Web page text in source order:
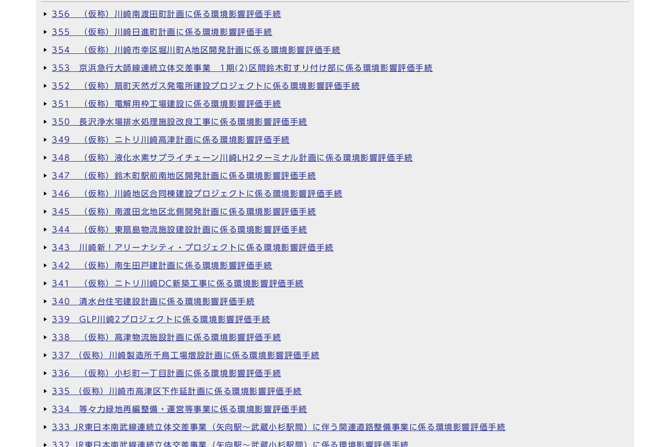
356 （仮称）川崎南渡田町計画に係る環境影響評価手続
355 （仮称）川崎日進町計画に係る環境影響評価手続
354 （仮称）川崎市幸区堀川町A地区開発計画に係る環境影響評価手続
353 京浜急行大師線連続立体交差事業 1期(2)区間鈴木町すり付け部に係る環境影響評価手続
352 （仮称）扇町天然ガス発電所建設プロジェクトに係る環境影響評価手続
351 （仮称）電解用枠工場建設に係る環境影響評価手続
350 長沢浄水場排水処理施設改良工事に係る環境影響評価手続
349 （仮称）ニトリ川崎高津計画に係る環境影響評価手続
348 （仮称）液化水素サプライチェーン川崎LH2ターミナル計画に係る環境影響評価手続
347 （仮称）鈴木町駅前南地区開発計画に係る環境影響評価手続
346 （仮称）川崎地区合同棟建設プロジェクトに係る環境影響評価手続
345 （仮称）南渡田北地区北側開発計画に係る環境影響評価手続
344 （仮称）東扇島物流施設建設計画に係る環境影響評価手続
343 川崎新！アリーナシティ・プロジェクトに係る環境影響評価手続
342 （仮称）南生田戸建計画に係る環境影響評価手続
341 （仮称）ニトリ川崎DC新築工事に係る環境影響評価手続
340 清水台住宅建設計画に係る環境影響評価手続
339 GLP川崎2プロジェクトに係る環境影響評価手続
338 （仮称）高津物流施設計画に係る環境影響評価手続
337 （仮称）川崎製造所千鳥工場増設計画に係る環境影響評価手続
336 （仮称）小杉町一丁目計画に係る環境影響評価手続
335 （仮称）川崎市高津区下作延計画に係る環境影響評価手続
334 等々力緑地再編整備・運営等事業に係る環境影響評価手続
333 JR東日本南武線連続立体交差事業（矢向駅～武蔵小杉駅間）に伴う関連道路整備事業に係る環境影響評価手続
332 JR東日本南武線連続立体交差事業（矢向駅～武蔵小杉駅間）に係る環境影響評価手続